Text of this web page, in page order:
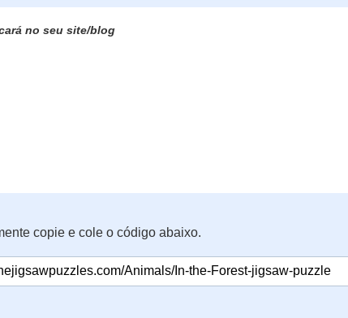
no seu site/blog
copie e cole o código abaixo.